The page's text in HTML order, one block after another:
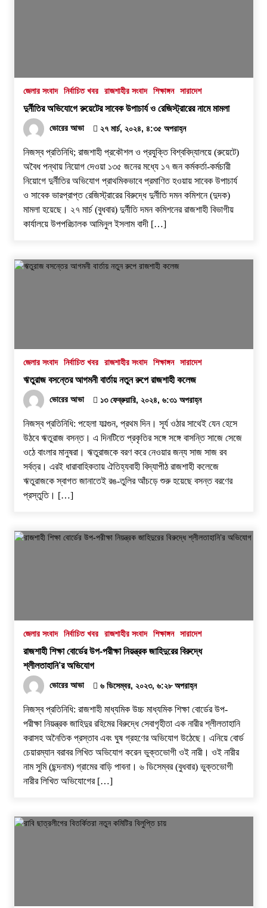
জেলার সংবাদ নির্বাচিত খবর রাজশাহীর সংবাদ শিক্ষাঙ্গন সারাদেশ
দুর্নীতির অভিযোগে রুয়েটের সাবেক উপাচার্য ও রেজিস্ট্রারের নামে মামলা
ভোরের আভা ২৭ মার্চ, ২০২৪, ৪:৩৫ অপরাহ্ন
নিজস্ব প্রতিনিধি; রাজশাহী প্রকৌশল ও প্রযুক্তি বিশ্ববিদ্যালয়ে (রুয়েটে)
অবৈধ পন্থায় নিয়োগ দেওয়া ১৩৫ জনের মধ্যে ১৭ জন কর্মকর্তা-কর্মচারী
নিয়োগে দুর্নীতির অভিযোগ প্রাথমিকভাবে প্রমাণিত হওয়ায় সাবেক উপাচার্য
ও সাবেক ভারপ্রাপ্ত রেজিস্ট্রারের বিরুদ্ধে দুর্নীতি দমন কমিশনে (দুদক)
মামলা হয়েছে। ২৭ মার্চ (বুধবার) দুর্নীতি দমন কমিশনের রাজশাহী বিভাগীয়
কার্যালয়ে উপপরিচালক আমিনুল ইসলাম বাদী […]
জেলার সংবাদ নির্বাচিত খবর রাজশাহীর সংবাদ শিক্ষাঙ্গন সারাদেশ
ঋতুরাজ বসন্তের আগমনী বার্তায় নতুন রুপে রাজশাহী কলেজ
ভোরের আভা ১৩ ফেব্রুয়ারি, ২০২৪, ৬:৩১ অপরাহ্ন
নিজস্ব প্রতিনিধি: পহেলা ফাল্গুন, প্রথম দিন। সূর্য ওঠার সাথেই যেন হেসে
উঠবে ঋতুরাজ বসন্ত। এ দিনটিতে প্রকৃতির সঙ্গে সঙ্গে বাসন্তি সাজে সেজে
ওঠে বাংলার মানুষরা। ঋতুরাজকে বরণ করে নেওয়ার জন্য সাজ সাজ রব
সর্বত্র। এরই ধারাবাহিকতায় ঐতিহ্যবাহী বিদ্যাপীঠ রাজশাহী কলেজে
ঋতুরাজকে স্বাগত জানাতেই রঙ-তুলির আঁচড়ে শুরু হয়েছে বসন্ত বরণের
প্রস্তুতি। […]
জেলার সংবাদ নির্বাচিত খবর রাজশাহীর সংবাদ শিক্ষাঙ্গন সারাদেশ
রাজশাহী শিক্ষা বোর্ডের উপ-পরীক্ষা নিয়ন্ত্রক জাহিদুরের বিরুদ্ধে
শ্লীলতাহানি’র অভিযোগ
ভোরের আভা ৬ ডিসেম্বর, ২০২৩, ৬:২৮ অপরাহ্ন
নিজস্ব প্রতিনিধি: রাজশাহী মাধ্যমিক উচ্চ মাধ্যমিক শিক্ষা বোর্ডের উপ-
পরীক্ষা নিয়ন্ত্রক জাহিদুর রহিমের বিরুদ্ধে সেবাগৃহীতা এক নারীর শ্লীলতাহানি
করাসহ অনৈতিক প্রস্তাব এবং ঘুষ গ্রহণের অভিযোগ উঠেছে। এনিয়ে বোর্ড
চেয়ারম্যান বরাবর লিখিত অভিযোগ করেন ভুক্তভোগী ওই নারী। ওই নারীর
নাম সুমি (ছন্দনাম) গ্রামের বাড়ি পাবনা। ৬ ডিসেম্বর (বুধবার) ভুক্তভোগী
নারীর লিখিত অভিযোগের […]